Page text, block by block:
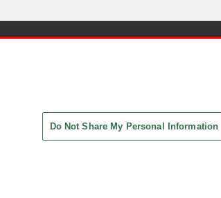
Do Not Share My Personal Information